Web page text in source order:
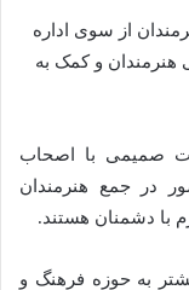
از سوی اداره
و کمک به
صمیمی با اصحاب
در جمع هنرمندان
با دشمنان هستند.
به حوزه فرهنگ و